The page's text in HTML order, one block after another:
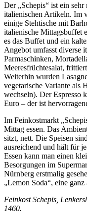
Der „Schepis“ ist ein
italienischen Artikeln. Im
einige Stehtische mit
italienische Mittagsbuffet
es das Buffet und ein
Angebot umfasst diverse
Parmaschinken,
Meeresfrüchtesalat,
Weiterhin wurden
vegetarische Variante als
wechseln). Der Espresso
Euro – der ist
Im Feinkostmarkt
Mittag essen. Das
sitzt, nett. Die Speisen
ausreichend und hält für
Essen kann man einen
Besorgungen im
Nürnberg erstmalig
„Lemon Soda“, eine
Feinkost Schepis,
1460.